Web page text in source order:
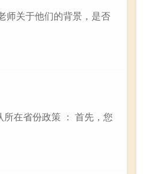
师关于他们的背景，是否
在省份政策 ： 首先，您